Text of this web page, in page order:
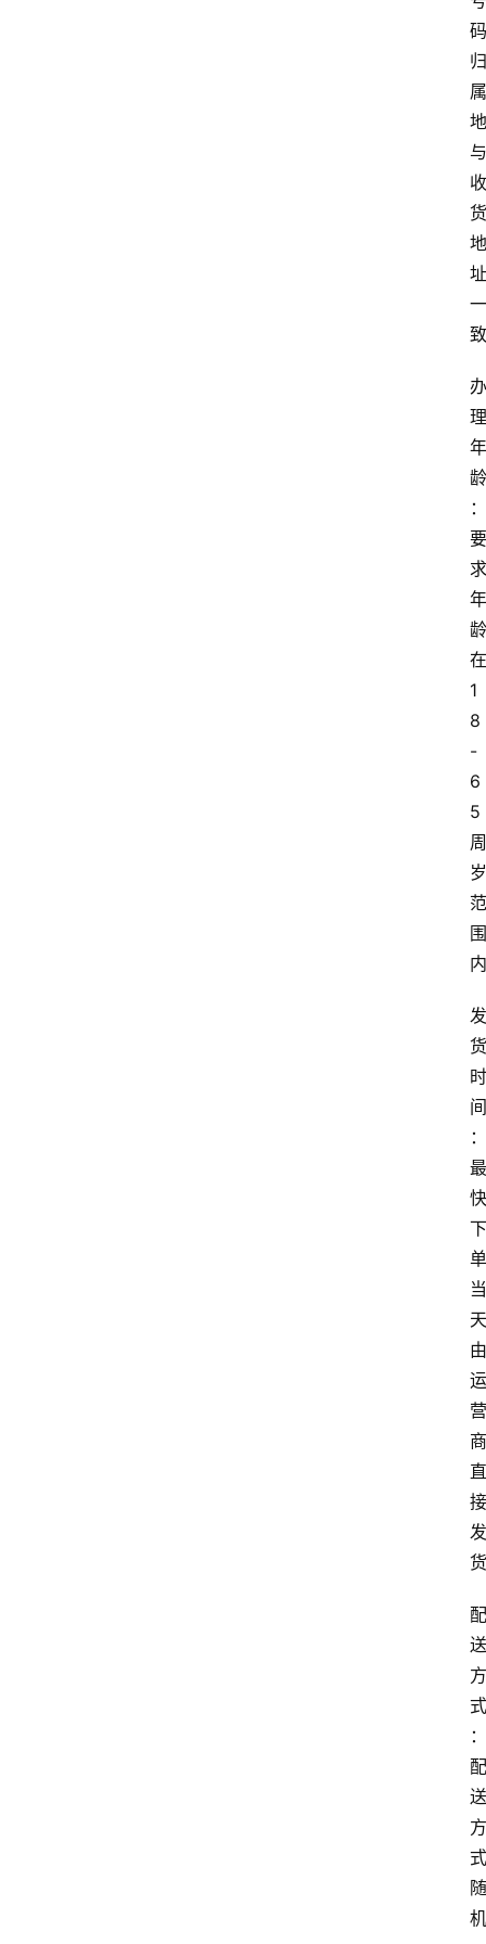
码
归
属
地
与
收
货
地
址
一
致
办
理
年
龄
：
要
求
年
龄
在
1
8
-
6
5
周
岁
范
围
内
发
货
时
间
：
最
快
下
单
当
天
由
运
营
商
直
接
发
货
配
送
方
式
：
配
送
方
式
随
机